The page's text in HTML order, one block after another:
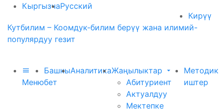
КыргызчаРусский
Кирүү
Кутбилим – Коомдук-билим берүү жана илимий-
популярдуу гезит
Меню
Башкы
бет
АналитикаЖаңылыктар
Абитуриент
Актуалдуу
Мектепке
иштер